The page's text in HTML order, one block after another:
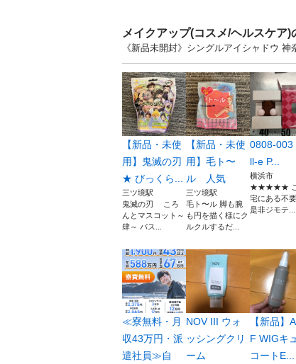
メイクアップ(コスメ/ヘルスケア
《新品未開封》シングルアイシャドウ
【新品・未使
用】鬼滅の刃
★ びっくら...
三ツ境駅
鬼滅の刃 ころ
んとマスコット～
肆～ バス...
【新品・未使
用】毛ト〜
ル 人気
三ツ境駅
毛ト〜ル 脚も腕
も円を描く様にク
ルクルするだ...
0808-003
ll-e P...
横浜市
★★★★★
宅にある不
是非ジモテ...
≪寮無料・月
収43万円・派
遣社員≫自
NOV III ウォ
ッシングクリ
ーム
【新品】
F WIGキ
コートE...